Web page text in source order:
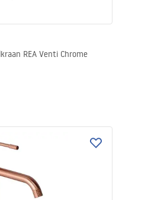
REA Venti Chrome